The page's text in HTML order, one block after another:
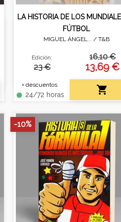
LA HISTORIA DE LOS
FÚTBOL
MIGUEL ÁNGEL... / T&B
Edición:
23 €
+ descuentos
fiber_manual_record 24/72 horas
16,10 €
13,69 €

Recorrido histórico por
las Copas del Mundo, con
curiosidades y análisis de
torneo.
-10%